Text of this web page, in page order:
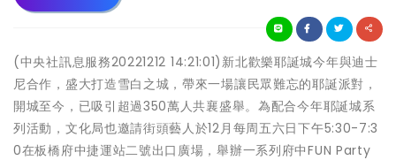
(中央社訊息服務20221212 14:21:01)新北歡樂耶誕城今年與迪士
尼合作，盛大打造雪白之城，帶來一場讓民眾難忘的耶誕派對，
開城至今，已吸引超過350萬人共襄盛舉。為配合今年耶誕城系
列活動，文化局也邀請街頭藝人於12月每周五六日下午5:30-7:3
0在板橋府中捷運站二號出口廣場，舉辦一系列府中FUN Party